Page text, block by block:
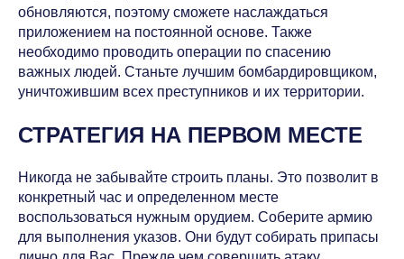
обновляются, поэтому сможете наслаждаться
приложением на постоянной основе. Также
необходимо проводить операции по спасению
важных людей. Станьте лучшим бомбардировщиком,
уничтожившим всех преступников и их территории.
СТРАТЕГИЯ НА ПЕРВОМ МЕСТЕ
Никогда не забывайте строить планы. Это позволит в
конкретный час и определенном месте
воспользоваться нужным орудием. Соберите армию
для выполнения указов. Они будут собирать припасы